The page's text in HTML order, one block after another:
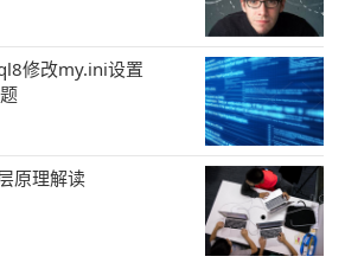
修改my.ini设置
原理解读